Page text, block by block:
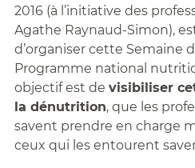
2016 (à l’initiative des
Agathe Raynaud-Simon),
d’organiser cette Semaine
Programme national
objectif est de visibiliser
la dénutrition, que les
savent prendre en charge
ceux qui les entourent